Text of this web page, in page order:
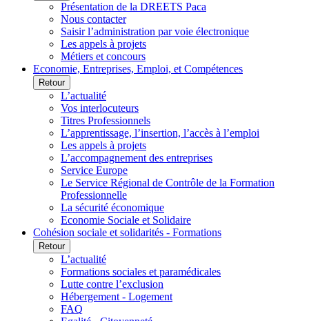
Présentation de la DREETS Paca
Nous contacter
Saisir l’administration par voie électronique
Les appels à projets
Métiers et concours
Economie, Entreprises, Emploi, et Compétences
Retour
L’actualité
Vos interlocuteurs
Titres Professionnels
L’apprentissage, l’insertion, l’accès à l’emploi
Les appels à projets
L’accompagnement des entreprises
Service Europe
Le Service Régional de Contrôle de la Formation
Professionnelle
La sécurité économique
Economie Sociale et Solidaire
Cohésion sociale et solidarités - Formations
Retour
L’actualité
Formations sociales et paramédicales
Lutte contre l’exclusion
Hébergement - Logement
FAQ